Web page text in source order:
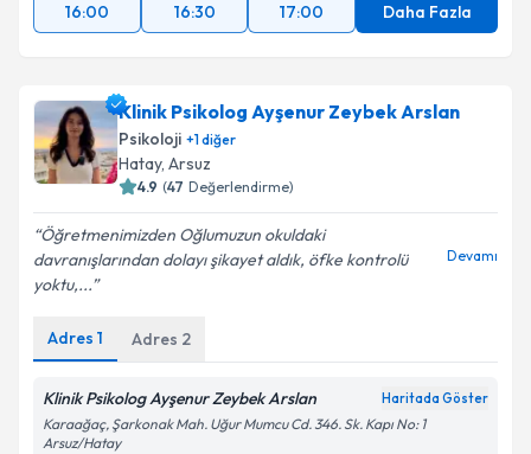
16:00
16:30 17:00 Daha Fazla
Klinik Psikolog Ayşenur Zeybek Arslan
Psikoloji +1diğer
Hatay, Arsuz
4.9 (47 Değerlendirme)
Öğretmenimizden Oğlumuzun okuldaki
davranışlarından dolayı şikayet aldık, öfke kontrolü
yoktu,...
Devamı
Adres 1 Adres 2
Klinik Psikolog Ayşenur Zeybek Arslan Haritada Göster
Karaağaç, Şarkonak Mah. Uğur Mumcu Cd. 346. Sk. Kapı No: 1
Arsuz/Hatay